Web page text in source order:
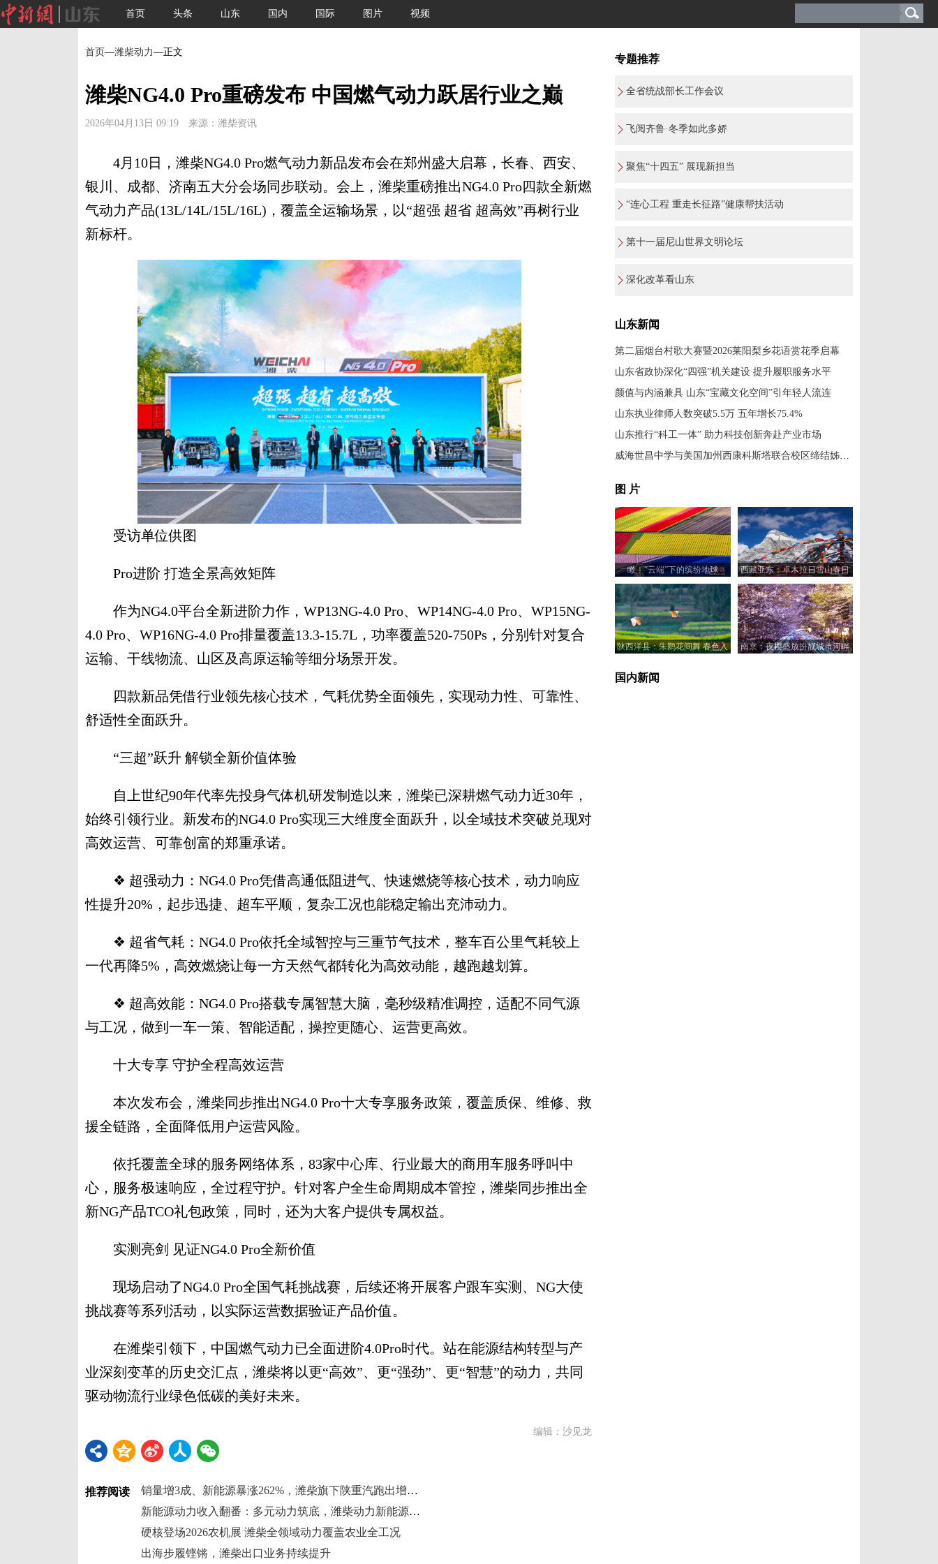
首页 头条 山东 国内 国际 图片 视频
首页—潍柴动力—正文
潍柴NG4.0 Pro重磅发布 中国燃气动力跃居行业之巅
2026年04月13日 09:19 来源：潍柴资讯
4月10日，潍柴NG4.0 Pro燃气动力新品发布会在郑州盛大启幕，长春、西安、
银川、成都、济南五大分会场同步联动。会上，潍柴重磅推出NG4.0 Pro四款全新燃
气动力产品(13L/14L/15L/16L)，覆盖全运输场景，以“超强 超省 超高效”再树行业
新标杆。
受访单位供图
Pro进阶 打造全景高效矩阵
作为NG4.0平台全新进阶力作，WP13NG-4.0 Pro、WP14NG-4.0 Pro、WP15NG-
4.0 Pro、WP16NG-4.0 Pro排量覆盖13.3-15.7L，功率覆盖520-750Ps，分别针对复合
运输、干线物流、山区及高原运输等细分场景开发。
四款新品凭借行业领先核心技术，气耗优势全面领先，实现动力性、可靠性、
舒适性全面跃升。
“三超”跃升 解锁全新价值体验
自上世纪90年代率先投身气体机研发制造以来，潍柴已深耕燃气动力近30年，
始终引领行业。新发布的NG4.0 Pro实现三大维度全面跃升，以全域技术突破兑现对
高效运营、可靠创富的郑重承诺。
❖ 超强动力：NG4.0 Pro凭借高通低阻进气、快速燃烧等核心技术，动力响应
性提升20%，起步迅捷、超车平顺，复杂工况也能稳定输出充沛动力。
❖ 超省气耗：NG4.0 Pro依托全域智控与三重节气技术，整车百公里气耗较上
一代再降5%，高效燃烧让每一方天然气都转化为高效动能，越跑越划算。
❖ 超高效能：NG4.0 Pro搭载专属智慧大脑，毫秒级精准调控，适配不同气源
与工况，做到一车一策、智能适配，操控更随心、运营更高效。
十大专享 守护全程高效运营
本次发布会，潍柴同步推出NG4.0 Pro十大专享服务政策，覆盖质保、维修、救
援全链路，全面降低用户运营风险。
依托覆盖全球的服务网络体系，83家中心库、行业最大的商用车服务呼叫中
心，服务极速响应，全过程守护。针对客户全生命周期成本管控，潍柴同步推出全
新NG产品TCO礼包政策，同时，还为大客户提供专属权益。
实测亮剑 见证NG4.0 Pro全新价值
现场启动了NG4.0 Pro全国气耗挑战赛，后续还将开展客户跟车实测、NG大使
挑战赛等系列活动，以实际运营数据验证产品价值。
在潍柴引领下，中国燃气动力已全面进阶4.0Pro时代。站在能源结构转型与产
业深刻变革的历史交汇点，潍柴将以更“高效”、更“强劲”、更“智慧”的动力，共同
驱动物流行业绿色低碳的美好未来。
编辑：沙见龙
推荐阅读
销量增3成、新能源暴涨262%，潍柴旗下陕重汽跑出增长新动能
新能源动力收入翻番：多元动力筑底，潍柴动力新能源转型加速突破
硬核登场2026农机展 潍柴全领域动力覆盖农业全工况
出海步履铿锵，潍柴出口业务持续提升
专题推荐
全省统战部长工作会议
飞阅齐鲁·冬季如此多娇
聚焦“十四五” 展现新担当
“连心工程 重走长征路”健康帮扶活动
第十一届尼山世界文明论坛
深化改革看山东
山东新闻
第二届烟台村歌大赛暨2026莱阳梨乡花语赏花季启幕
山东省政协深化“四强”机关建设 提升履职服务水平
颜值与内涵兼具 山东“宝藏文化空间”引年轻人流连
山东执业律师人数突破5.5万 五年增长75.4%
山东推行“科工一体” 助力科技创新奔赴产业市场
威海世昌中学与美国加州西康科斯塔联合校区缔结姊妹学校
图 片
瞰！“云端”下的缤纷地球
西藏亚东：卓木拉日雪山春日
风光美如画
陕西洋县：朱鹮花间舞 春色入
南京：夜樱盛放扮靓城市河畔
国内新闻